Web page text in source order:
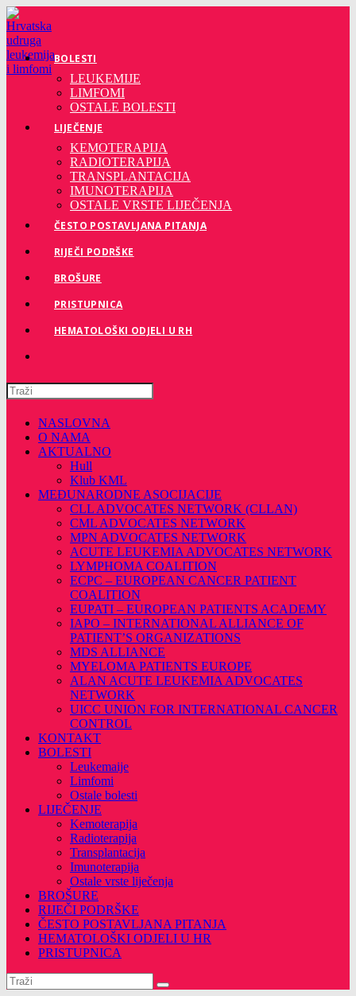
Preskoči
na
sadržaj
BOLESTI
LEUKEMIJE
LIMFOMI
OSTALE BOLESTI
LIJEČENJE
KEMOTERAPIJA
RADIOTERAPIJA
TRANSPLANTACIJA
IMUNOTERAPIJA
OSTALE VRSTE LIJEČENJA
ČESTO POSTAVLJANA PITANJA
RIJEČI PODRŠKE
BROŠURE
PRISTUPNICA
HEMATOLOŠKI ODJELI U RH
Pretražite
ovu
stranicu
NASLOVNA
O NAMA
AKTUALNO
Hull
Klub KML
MEĐUNARODNE ASOCIJACIJE
CLL ADVOCATES NETWORK (CLLAN)
CML ADVOCATES NETWORK
MPN ADVOCATES NETWORK
ACUTE LEUKEMIA ADVOCATES NETWORK
LYMPHOMA COALITION
ECPC – EUROPEAN CANCER PATIENT
COALITION
EUPATI – EUROPEAN PATIENTS ACADEMY
IAPO – INTERNATIONAL ALLIANCE OF
PATIENT’S ORGANIZATIONS
MDS ALLIANCE
MYELOMA PATIENTS EUROPE
ALAN ACUTE LEUKEMIA ADVOCATES
NETWORK
UICC UNION FOR INTERNATIONAL CANCER
CONTROL
KONTAKT
BOLESTI
Leukemaije
Limfomi
Ostale bolesti
LIJEČENJE
Kemoterapija
Radioterapija
Transplantacija
Imunoterapija
Ostale vrste liječenja
BROŠURE
RIJEČI PODRŠKE
ČESTO POSTAVLJANA PITANJA
HEMATOLOŠKI ODJELI U HR
PRISTUPNICA